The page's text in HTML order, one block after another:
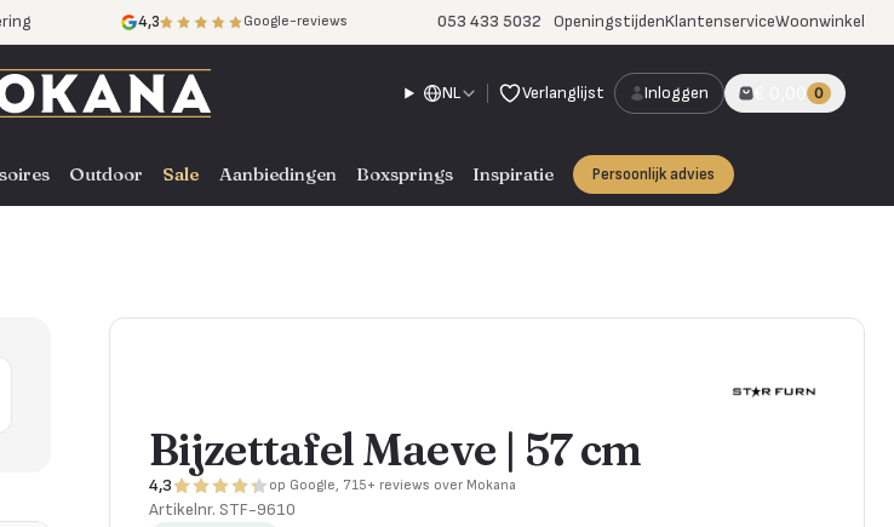
4,3 Google-reviews 053 433 5032 OpeningstijdenKlantenserviceWoonwinkel
NL Verlanglijst Inloggen € 0,00 0
Outdoor Sale Aanbiedingen Boxsprings Inspiratie Persoonlijk advies
Bijzettafel Maeve | 57 cm
4,3 op Google, 715+ reviews over Mokana
Artikelnr. STF-9610